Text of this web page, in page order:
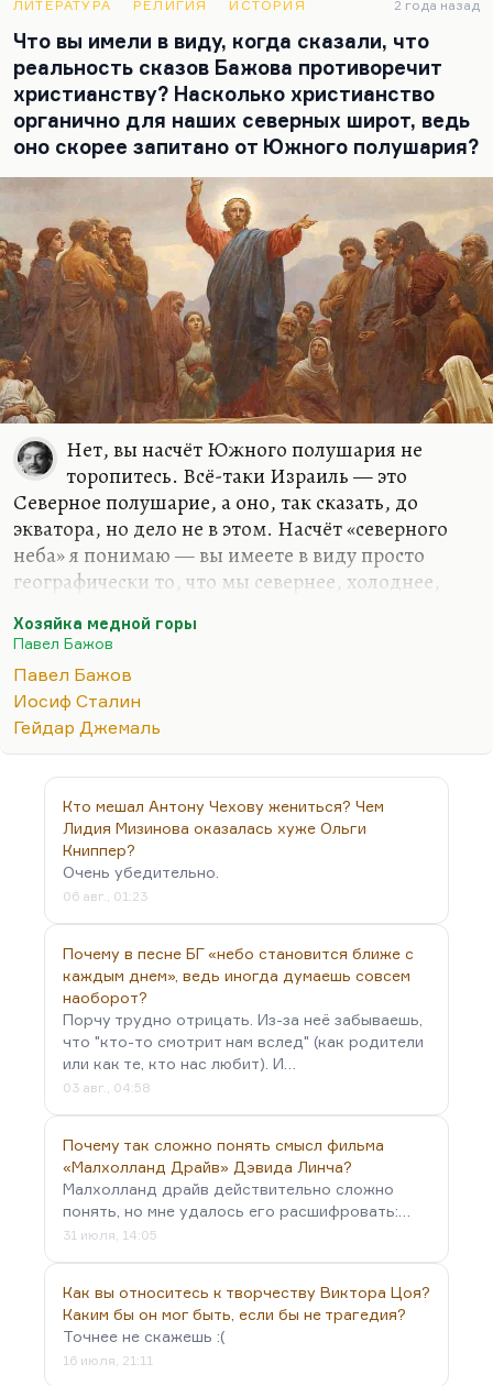
горы. Что как бы это твой посредник между…
ЛИТЕРАТУРА РЕЛИГИЯ ИСТОРИЯ 2 года назад
Что вы имели в виду, когда сказали, что
реальность сказов Бажова противоречит
христианству? Насколько христианство
органично для наших северных широт, ведь
оно скорее запитано от Южного полушария?
Нет, вы насчёт Южного полушария не
торопитесь. Всё-таки Израиль — это
Северное полушарие, а оно, так сказать, до
экватора, но дело не в этом. Насчёт «северного
неба» я понимаю — вы имеете в виду просто
географически то, что мы севернее, холоднее,
описано, что именно в церкви подаренье Хозяйки
серьги, синели пальцы, браслеты наливались
тяжестью».
Но потом, какая штука? Христианство не было
органично для советской власти, а тексты Бажова
— это произведения глубоко советские и
написаны для того, чтобы легитимизировать,
придать корни советской власти. Сталин… Ведь
это, понимаете, миф, что он…
Хозяйка медной горы
Павел Бажов
Павел Бажов
Иосиф Сталин
Гейдар Джемаль
Кто мешал Антону Чехову жениться? Чем
Лидия Мизинова оказалась хуже Ольги
Книппер?
Очень убедительно.
06 авг., 01:23
Почему в песне БГ «небо становится ближе с
каждым днем», ведь иногда думаешь совсем
наоборот?
Порчу трудно отрицать. Из-за неё забываешь,
что "кто-то смотрит нам вслед" (как родители
или как те, кто нас любит). И…
03 авг., 04:58
Почему так сложно понять смысл фильма
«Малхолланд Драйв» Дэвида Линча?
Малхолланд драйв действительно сложно
понять, но мне удалось его расшифровать:…
31 июля, 14:05
Как вы относитесь к творчеству Виктора Цоя?
Каким бы он мог быть, если бы не трагедия?
Точнее не скажешь :(
16 июля, 21:11